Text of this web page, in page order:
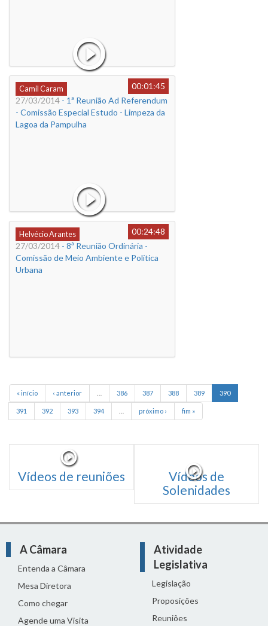
Camil Caram
00:01:45
27/03/2014 - 1ª Reunião Ad Referendum
- Comissão Especial Estudo - Limpeza da
Lagoa da Pampulha
Helvécio Arantes
00:24:48
27/03/2014 - 8ª Reunião Ordinária -
Comissão de Meio Ambiente e Política
Urbana
« início ‹ anterior 386 387 388 389 390
391 392 393 394 próximo › fim »
Vídeos de reuniões
Vídeos de
Solenidades
A Câmara
Entenda a Câmara
Mesa Diretora
Como chegar
Agende uma Visita
Atividade
Legislativa
Legislação
Proposições
Reuniões